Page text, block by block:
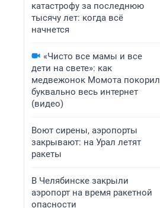
катастрофу за последнюю
тысячу лет: когда всё
начнется
«Чисто все мамы и все
дети на свете»: как
медвежонок Момота покорил
буквально весь интернет
(видео)
Воют сирены, аэропорты
закрывают: на Урал летят
ракеты
В Челябинске закрыли
аэропорт на время ракетной
опасности